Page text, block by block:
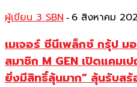
ผู้เขียน 3 SBN - 6 สิงหาคม
เมเจอร์ ซีนีเพล็กซ์ กรุ้ป ม
สมาชิก M GEN เปิดแคม
ยิ่งมีสิทธิ์ลุ้นมาก” ลุ้นรับส